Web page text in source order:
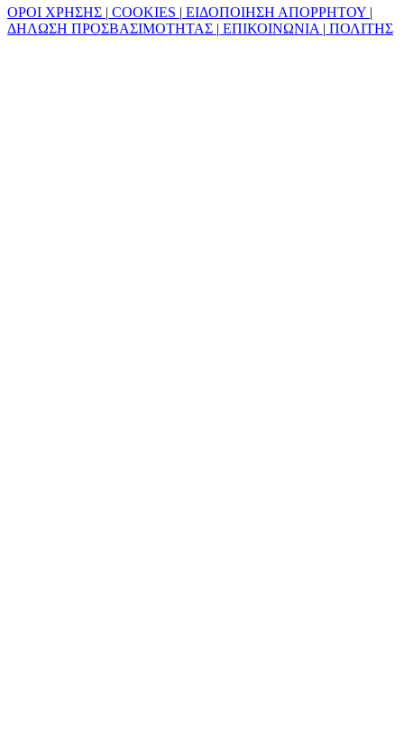
ΟΡΟΙ ΧΡΗΣΗΣ | COOKIES | ΕΙΔΟΠΟΙΗΣΗ ΑΠΟΡΡΗΤΟΥ |
ΔΗΛΩΣΗ ΠΡΟΣΒΑΣΙΜΟΤΗΤΑΣ | ΕΠΙΚΟΙΝΩΝΙΑ | ΠΟΛΙΤΗΣ